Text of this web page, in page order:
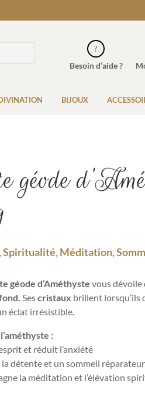
Besoin d’aide ?
BIJOUX
géode
Spiritualité, Méditation,
géode d’Améthyste vous dévoile
Sescristaux brillent lorsqu’ils
éclat irrésistible.
:
et réduit l’anxiété
la détente et un sommeil réparateur
la méditation et l’élévation